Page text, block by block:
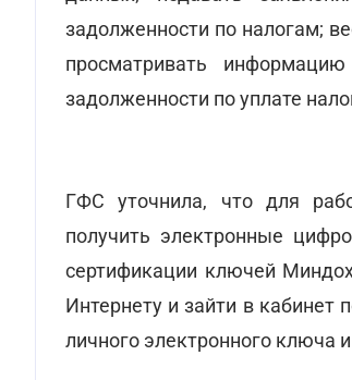
задолженности по налогам;
просматривать
задолженности по уплате
ГФС уточнила, что для
получить электронные
сертификации ключей
Интернету и зайти в кабинет
личного электронного ключа